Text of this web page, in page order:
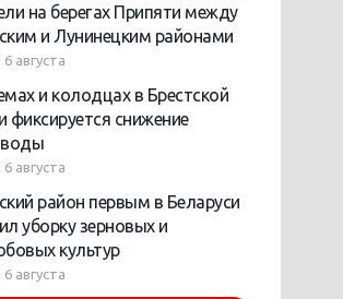
на берегах Припяти между
и Лунинецким районами
августа
и колодцах в Брестской
фиксируется снижение
воды
августа
район первым в Беларуси
уборку зерновых и
культур
августа